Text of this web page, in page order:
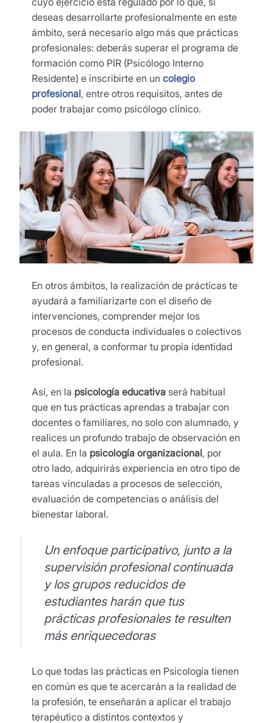
deseas desarrollarte profesionalmente en este
ámbito, será necesario algo más que prácticas
profesionales: deberás superar el programa de
formación como PIR (Psicólogo Interno
Residente) e inscribirte en un colegio
profesional, entre otros requisitos, antes de
poder trabajar como psicólogo clínico.
En otros ámbitos, la realización de prácticas te
ayudará a familiarizarte con el diseño de
intervenciones, comprender mejor los
procesos de conducta individuales o colectivos
y, en general, a conformar tu propia identidad
profesional.
Así, en la psicología educativa será habitual
que en tus prácticas aprendas a trabajar con
docentes o familiares, no solo con alumnado, y
realices un profundo trabajo de observación en
el aula. En la psicología organizacional, por
otro lado, adquirirás experiencia en otro tipo de
tareas vinculadas a procesos de selección,
evaluación de competencias o análisis del
bienestar laboral.
Un enfoque participativo, junto a la
supervisión profesional continuada
y los grupos reducidos de
estudiantes harán que tus
prácticas profesionales te resulten
más enriquecedoras
Lo que todas las prácticas en Psicología tienen
en común es que te acercarán a la realidad de
la profesión, te enseñarán a aplicar el trabajo
terapéutico a distintos contextos y